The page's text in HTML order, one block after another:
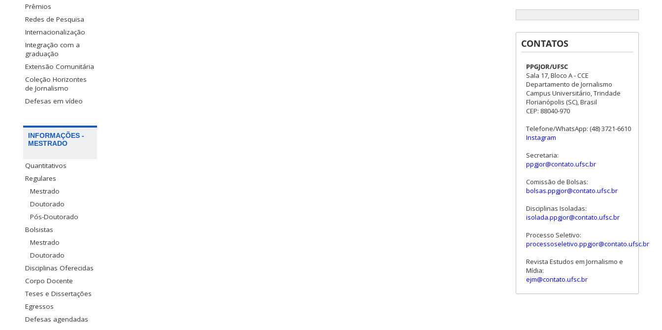
Prêmios
Redes de Pesquisa
Internacionalização
Integração com a
graduação
Extensão Comunitária
Coleção Horizontes
de Jornalismo
Defesas em vídeo
INFORMAÇÕES -
MESTRADO
Quantitativos
Regulares
Mestrado
Doutorado
Pós-Doutorado
Bolsistas
Mestrado
Doutorado
Disciplinas Oferecidas
Corpo Docente
Teses e Dissertações
Egressos
Defesas agendadas
CONTATOS
PPGJOR/UFSC
Sala 17, Bloco A - CCE
Departamento de Jornalismo
Campus Universitário, Trindade
Florianópolis (SC), Brasil
CEP: 88040-970
Telefone/WhatsApp: (48) 3721-6610
Instagram
Secretaria:
ppgjor@contato.ufsc.br
Comissão de Bolsas:
bolsas.ppgjor@contato.ufsc.br
Disciplinas Isoladas:
isolada.ppgjor@contato.ufsc.br
Processo Seletivo:
processoseletivo.ppgjor@contato.ufsc.br
Revista Estudos em Jornalismo e
Mídia:
ejm@contato.ufsc.br